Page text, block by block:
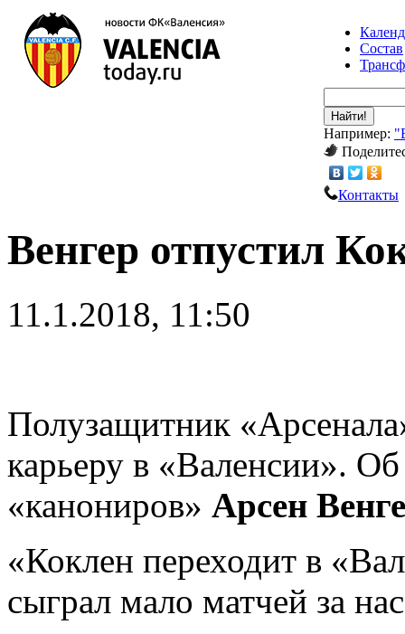
Состав
Найти!
Например:
Контакты
Венгер отпустил
11.1.2018, 11:50
Полузащитник
карьеру в «Валенсии».
«канониров» Арсен
«Коклен переходит в
сыграл мало матчей за